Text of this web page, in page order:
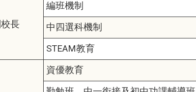
長
編班機制
中四選科機制
STEAM教育
資優教育